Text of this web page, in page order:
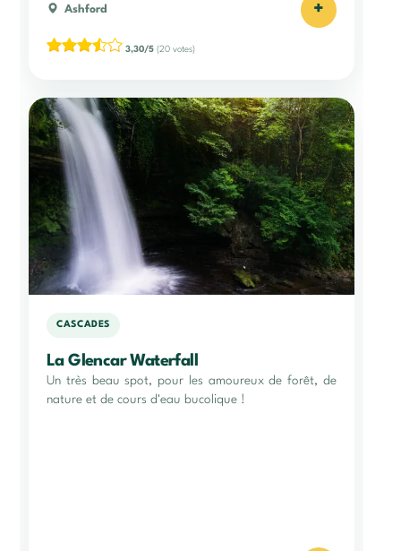
Ashford +
3,30/5 (20 votes)
CASCADES
La Glencar Waterfall
Un très beau spot, pour les amoureux de forêt, de
nature et de cours d'eau bucolique !